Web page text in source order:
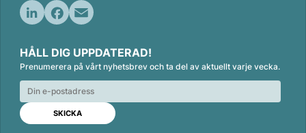
n
k
e
d
n
c
e
b
o
o
k
a
i
l
HÅLL DIG UPPDATERAD!
Prenumerera på vårt nyhetsbrev och ta del av aktuellt varje vecka.